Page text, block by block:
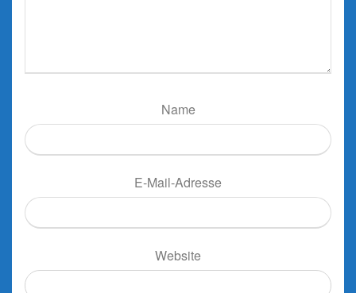
Name
E-Mail-Adresse
Website